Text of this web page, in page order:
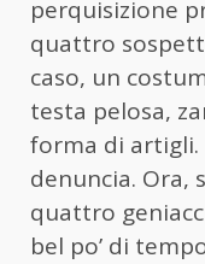
perquisizione
quattro
caso, un
testa pelosa,
forma di
denuncia. Ora,
quattro
bel po’ di